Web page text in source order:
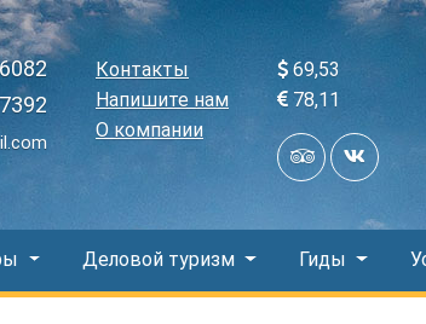
Контакты
Напишите нам
О компании
69,53
78,11
Деловой туризм Гиды